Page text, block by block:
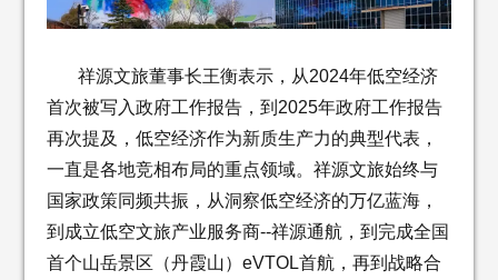
祥源文旅董事长王衡表示，从2024年低空经济
首次被写入政府工作报告，到2025年政府工作报告
再次提及，低空经济作为新质生产力的典型代表，
一直是各地竞相布局的重点领域。祥源文旅始终与
国家政策同频共振，从洞察低空经济的万亿蓝海，
到成立低空文旅产业服务商--祥源通航，到完成全国
首个山岳景区（丹霞山）eVTOL首航，再到战略合